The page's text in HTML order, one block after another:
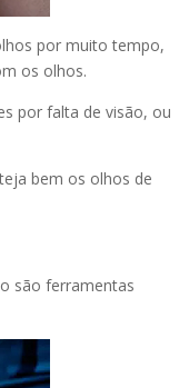
por muito tempo,
os olhos.
por falta de visão, ou
bem os olhos de
são ferramentas